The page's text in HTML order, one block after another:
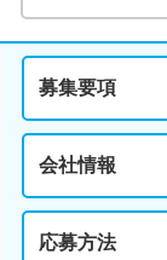
募集要項
会社情報
応募方法